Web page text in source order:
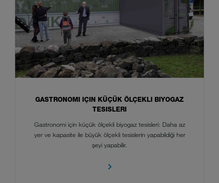
GASTRONOMI IÇIN KÜÇÜK ÖLÇEKLI BIYOGAZ
TESISLERI
Gastronomi için küçük ölçekli biyogaz tesisleri: Daha az
yer ve kapasite ile büyük ölçekli tesislerin yapabildiği her
şeyi yapabilir.